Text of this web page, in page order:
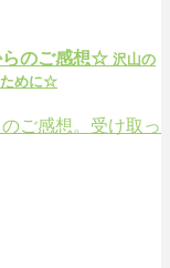
らのご感想☆ 沢山の
ために☆
ご感想。受け取っ